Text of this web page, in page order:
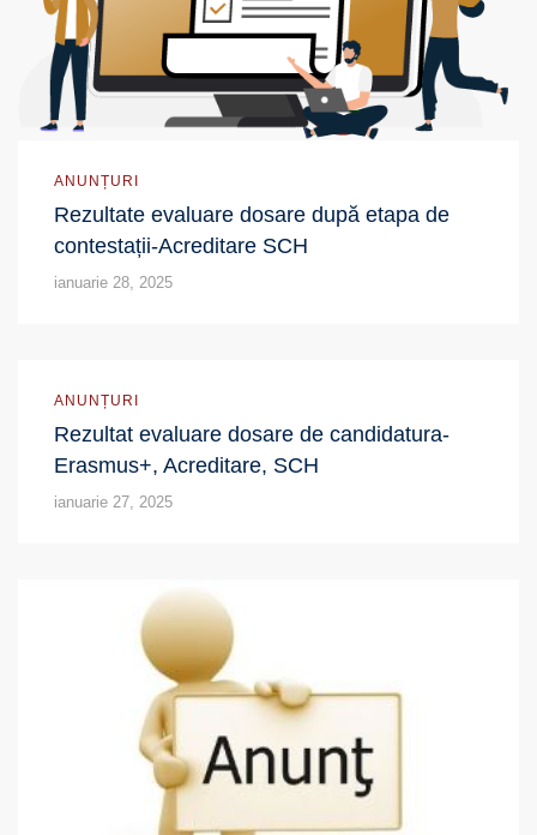
ANUNȚURI
Rezultate evaluare dosare după etapa de
contestații-Acreditare SCH
ianuarie 28, 2025
ANUNȚURI
Rezultat evaluare dosare de candidatura-
Erasmus+, Acreditare, SCH
ianuarie 27, 2025